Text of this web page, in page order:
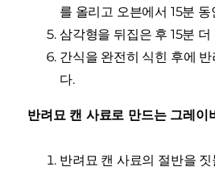
를 올리고 오븐에서 15분
삼각형을 뒤집은 후 15분 더
간식을 완전히 식힌 후에
다.
반려묘 캔 사료로 만드는 그레이
반려묘 캔 사료의 절반을